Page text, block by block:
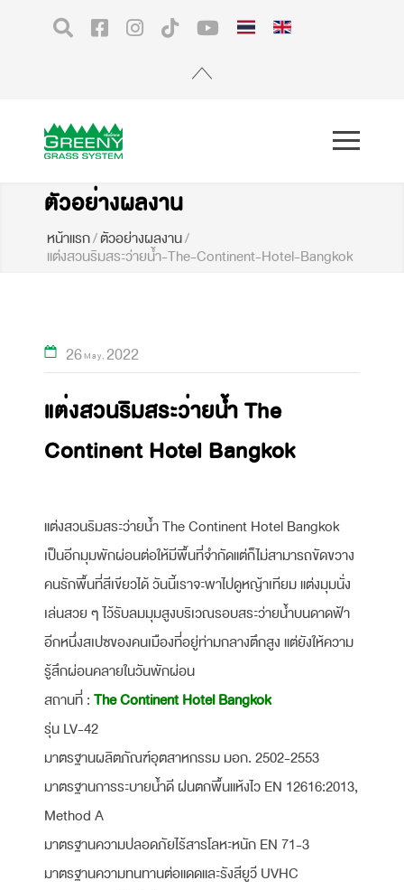
ตัวอย่างผลงาน
หน้าแรก/ตัวอย่างผลงาน/
แต่งสวนริมสระว่ายน้ำ-The-Continent-Hotel-Bangkok
26May 2022
แต่งสวนริมสระว่ายน้ำ The
Continent Hotel Bangkok
แต่งสวนริมสระว่ายน้ำ The Continent Hotel Bangkok
เป็นอีกมุมพักผ่อนต่อให้มีพื้นที่จำกัดแต่ก็ไม่สามารถขัดขวาง
คนรักพื้นที่สีเขียวได้ วันนี้เราจะพาไปดูหญ้าเทียม แต่งมุมนั่ง
เล่นสวย ๆ ไว้รับลมมุมสูงบริเวณรอบสระว่ายน้ำบนดาดฟ้า
อีกหนึ่งสเปซของคนเมืองที่อยู่ท่ามกลางตึกสูง แต่ยังให้ความ
รู้สึกผ่อนคลายในวันพักผ่อน
สถานที่ : The Continent Hotel Bangkok
รุ่น LV-42
มาตรฐานผลิตภัณฑ์อุตสาหกรรม มอก. 2502-2553
มาตรฐานการระบายน้ำดี ฝนตกพื้นแห้งไว EN 12616:2013,
Method A
มาตรฐานความปลอดภัยไร้สารโลหะหนัก EN 71-3
มาตรฐานความทนทานต่อแดดและรังสียูวี UVHC